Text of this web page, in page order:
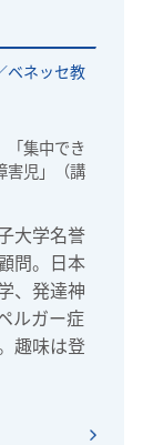
ベネッセ教
「集中でき
害児」（講
大学名誉
問。日本
、発達神
ルガー症
趣味は登